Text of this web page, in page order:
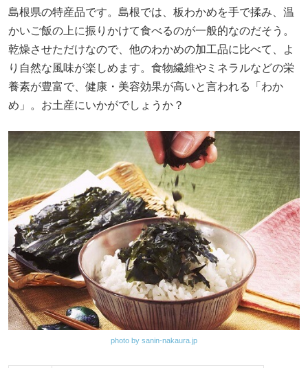
島根県の特産品です。島根では、板わかめを手で揉み、温
かいご飯の上に振りかけて食べるのが一般的なのだそう。
乾燥させただけなので、他のわかめの加工品に比べて、よ
り自然な風味が楽しめます。食物繊維やミネラルなどの栄
養素が豊富で、健康・美容効果が高いと言われる「わか
め」。お土産にいかがでしょうか？
photo by sanin-nakaura.jp